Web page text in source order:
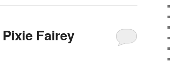
Fairey